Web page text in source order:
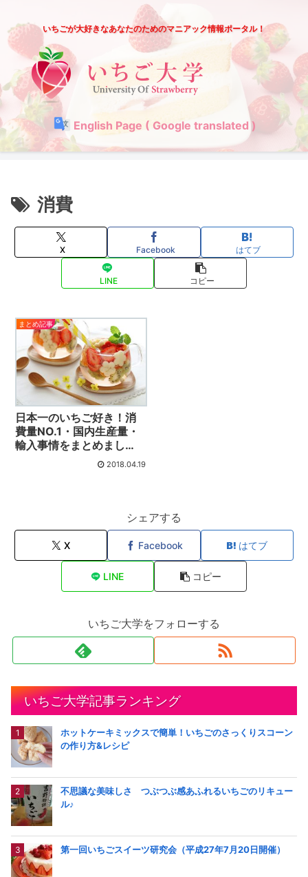
いちごが大好きなあなたのためのマニアック情報ポータル！
English Page ( Google translated )
消費
X Facebook はてブ
LINE コピー
まとめ記事
日本一のいちご好き！消
費量NO.1・国内生産量・
輸入事情をまとめまし
2018.04.19
シェアする
X Facebook はてブ
LINE コピー
いちご大学をフォローする
いちご大学記事ランキング
ホットケーキミックスで簡単！いちごのさっくりスコーン
の作り方&レシピ
不思議な美味しさ つぶつぶ感あふれるいちごのリキュー
ル♪
第一回いちごスイーツ研究会（平成27年7月20日開催）